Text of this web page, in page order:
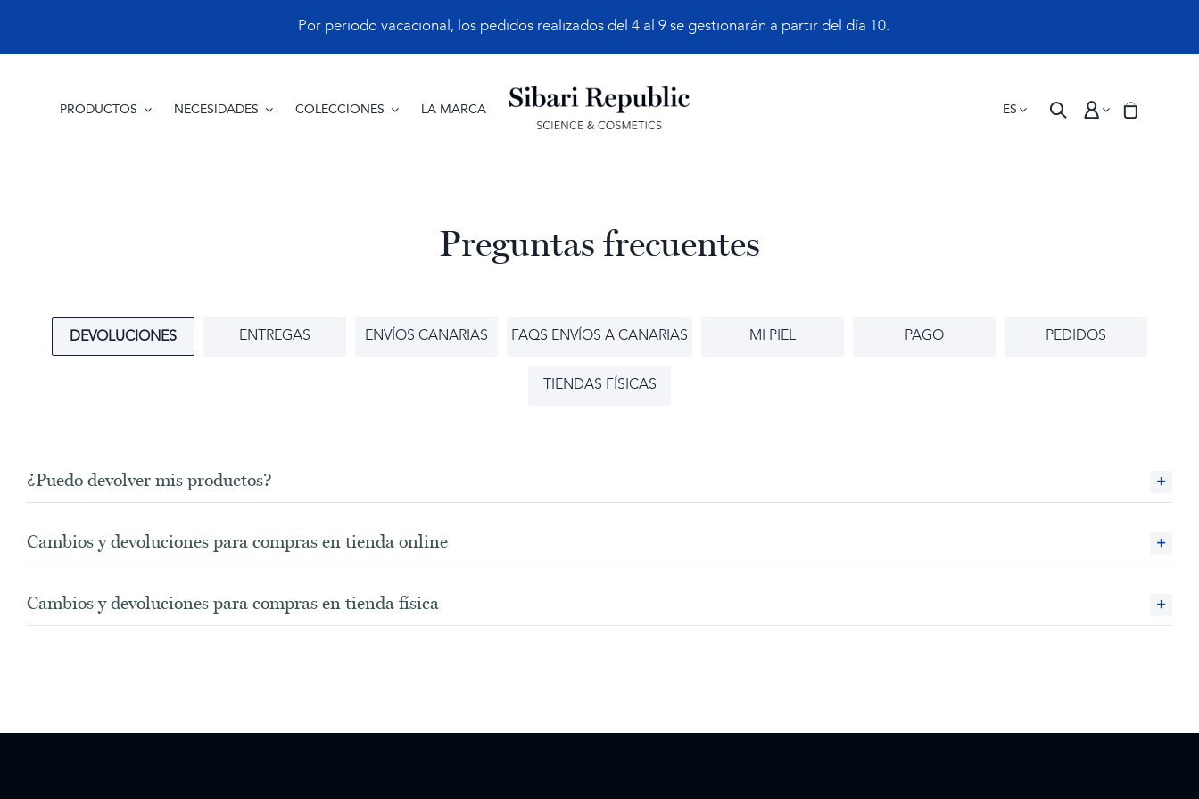
contenido
Por periodo vacacional, los pedidos realizados del 4 al 9 se gestionarán a partir del día 10.
PRODUCTOS NECESIDADES COLECCIONES LA MARCA ES
Preguntas frecuentes
DEVOLUCIONES ENTREGAS ENVÍOS CANARIAS FAQS ENVÍOS A CANARIAS MI PIEL PAGO PEDIDOS
TIENDAS FÍSICAS
¿Puedo devolver mis productos?
Cambios y devoluciones para compras en tienda online
Cambios y devoluciones para compras en tienda física